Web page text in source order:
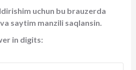
uchun bu brauzerda
saytim manzili saqlansin.
in digits: